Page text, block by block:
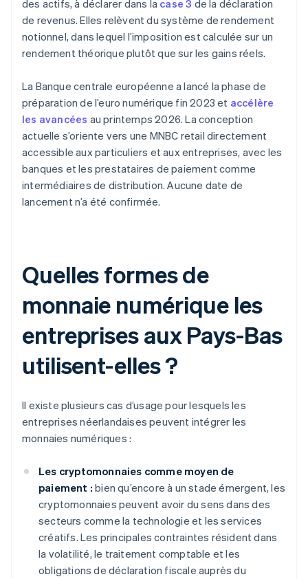
des actifs, à déclarer dans la case 3 de la déclaration
de revenus. Elles relèvent du système de rendement
notionnel, dans lequel l’imposition est calculée sur un
rendement théorique plutôt que sur les gains réels.
La Banque centrale européenne a lancé la phase de
préparation de l’euro numérique fin 2023 et accélère
les avancées au printemps 2026. La conception
actuelle s’oriente vers une MNBC retail directement
accessible aux particuliers et aux entreprises, avec les
banques et les prestataires de paiement comme
intermédiaires de distribution. Aucune date de
lancement n’a été confirmée.
Quelles formes de
monnaie numérique les
entreprises aux Pays-Bas
utilisent-elles ?
Il existe plusieurs cas d’usage pour lesquels les
entreprises néerlandaises peuvent intégrer les
monnaies numériques :
Les cryptomonnaies comme moyen de
paiement : bien qu’encore à un stade émergent, les
cryptomonnaies peuvent avoir du sens dans des
secteurs comme la technologie et les services
créatifs. Les principales contraintes résident dans
la volatilité, le traitement comptable et les
obligations de déclaration fiscale auprès du